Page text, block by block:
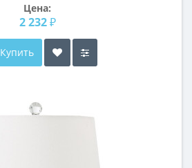
Цена:
2 232 ₽
Купить